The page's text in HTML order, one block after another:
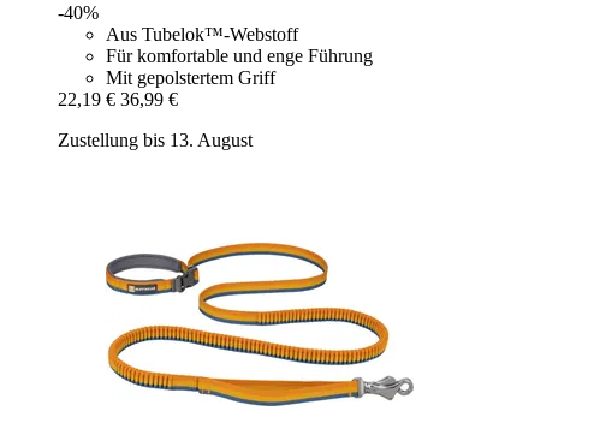
-40%
Aus Tubelok™-Webstoff
Für komfortable und enge Führung
Mit gepolstertem Griff
22,19 € 36,99 €
Zustellung bis 13. August